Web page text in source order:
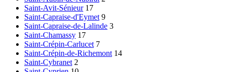
Saint-Avit-Sénieur 17
Saint-Capraise-d'Eymet 9
Saint-Capraise-de-Lalinde 3
Saint-Chamassy 17
Saint-Crépin-Carlucet 7
Saint-Crépin-de-Richemont 14
Saint-Cybranet 2